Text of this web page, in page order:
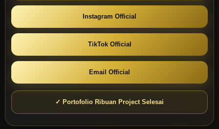
Instagram Official
TikTok Official
Email Official
✓ Portofolio Ribuan Project Selesai